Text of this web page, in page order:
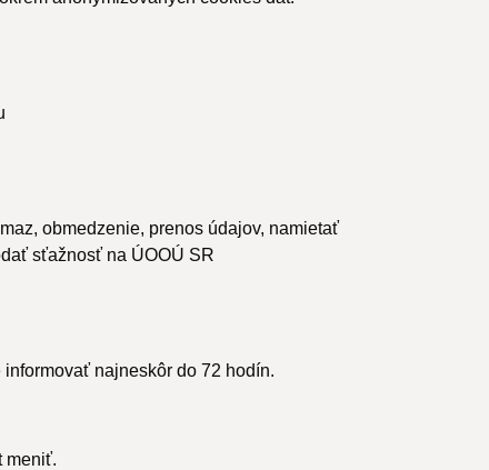
obmedzenie, prenos údajov, namietať
sťažnosť na ÚOOÚ SR
najneskôr do 72 hodín.
meniť.